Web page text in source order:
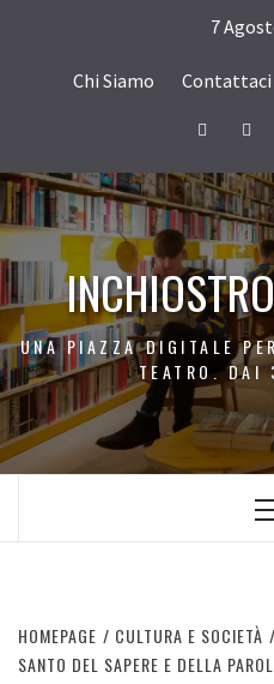
contenuto
7
Chi Siamo Contattaci
Facebook
UNA PIAZZA DIGITALE
TEATRO.
HOMEPAGE CULTURA E SOCIETÀ
SANTO DEL SAPERE E DELLA